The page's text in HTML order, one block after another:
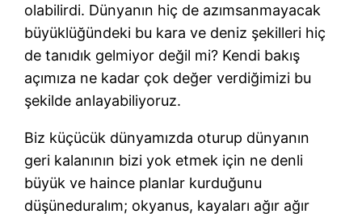
olabilirdi. Dünyanın hiç de azımsanmayacak
büyüklüğündeki bu kara ve deniz şekilleri hiç
de tanıdık gelmiyor değil mi? Kendi bakış
açımıza ne kadar çok değer verdiğimizi bu
şekilde anlayabiliyoruz.
Biz küçücük dünyamızda oturup dünyanın
geri kalanının bizi yok etmek için ne denli
büyük ve haince planlar kurduğunu
düşüneduralım; okyanus, kayaları ağır ağır